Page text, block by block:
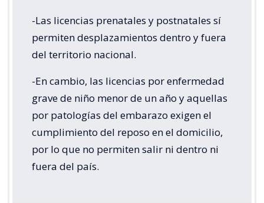
-Las licencias prenatales y postnatales sí
permiten desplazamientos dentro y fuera
del territorio nacional.
-En cambio, las licencias por enfermedad
grave de niño menor de un año y aquellas
por patologías del embarazo exigen el
cumplimiento del reposo en el domicilio,
por lo que no permiten salir ni dentro ni
fuera del país.